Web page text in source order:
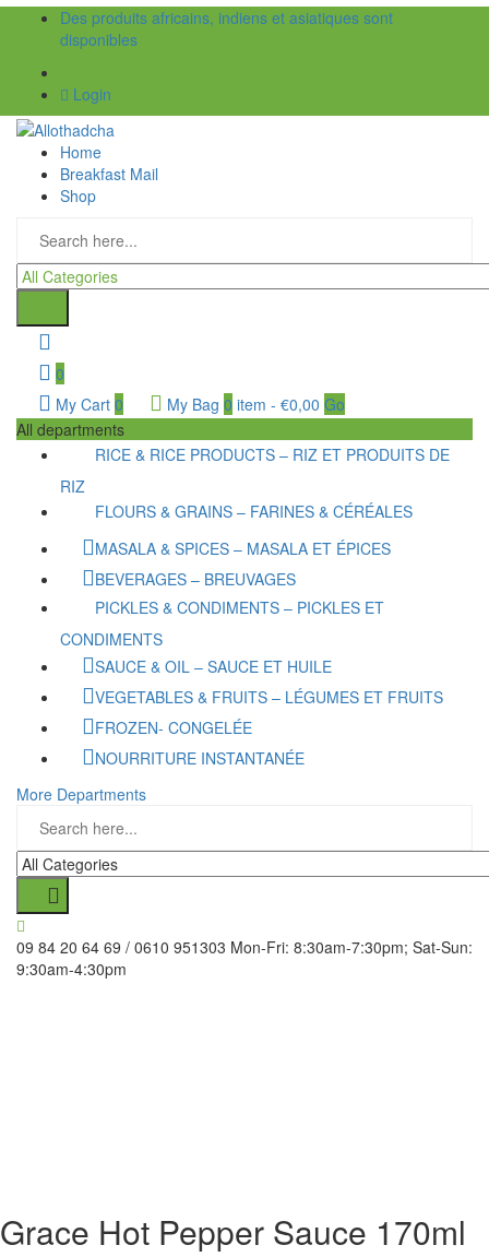
Des produits africains, indiens et asiatiques sont
disponibles
Login
Home
Breakfast Mail
Shop
0
My Cart 0 My Bag 0 item - €0,00 Go
All departments
RICE & RICE PRODUCTS – RIZ ET PRODUITS DE
RIZ
FLOURS & GRAINS – FARINES & CÉRÉALES
MASALA & SPICES – MASALA ET ÉPICES
BEVERAGES – BREUVAGES
PICKLES & CONDIMENTS – PICKLES ET
CONDIMENTS
SAUCE & OIL – SAUCE ET HUILE
VEGETABLES & FRUITS – LÉGUMES ET FRUITS
FROZEN- CONGELÉE
NOURRITURE INSTANTANÉE
More Departments
09 84 20 64 69 / 0610 951303 Mon-Fri: 8:30am-7:30pm; Sat-Sun:
9:30am-4:30pm
Grace Hot Pepper Sauce 170ml